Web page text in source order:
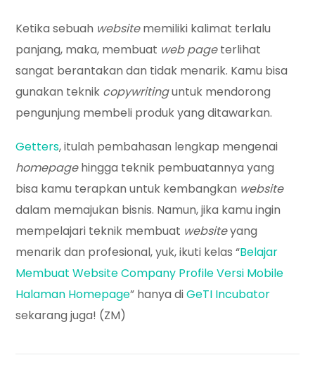
Ketika sebuah websitememiliki kalimat terlalu
panjang, maka, membuat web pageterlihat
sangat berantakan dan tidak menarik. Kamu bisa
gunakan teknik copywritinguntuk mendorong
pengunjung membeli produk yang ditawarkan.
Getters, itulah pembahasan lengkap mengenai
homepagehingga teknik pembuatannya yang
bisa kamu terapkan untuk kembangkan website
dalam memajukan bisnis. Namun, jika kamu ingin
mempelajari teknik membuat websiteyang
menarik dan profesional, yuk, ikuti kelas “Belajar
Membuat Website Company Profile Versi Mobile
Halaman Homepage” hanya diGeTI Incubator
sekarang juga! (ZM)